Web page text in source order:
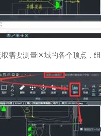
需要测量区域的各个顶点，